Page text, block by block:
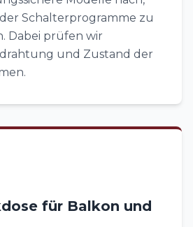
Schalterprogramme zu
Dabei prüfen wir
und Zustand der
für Balkon und